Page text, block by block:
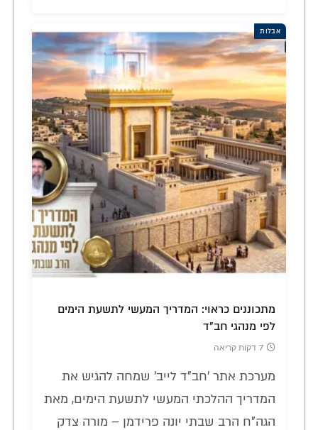
אבלות
מתכוננים כראוי: המדריך המעשי לתשעת הימים
לפי מנהגי חב"ד
7 דקות קריאה
מערכת אתר 'חב"ד לייב' שמחה להגיש את
המדריך ההלכתי המעשי לתשעת הימים, מאת
הגה"ח הרב שבתי יונה פרידמן – מורה צדק